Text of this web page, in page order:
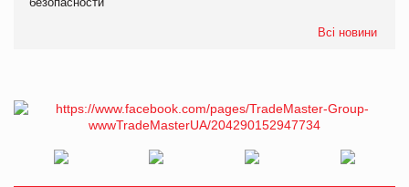
Всі новини